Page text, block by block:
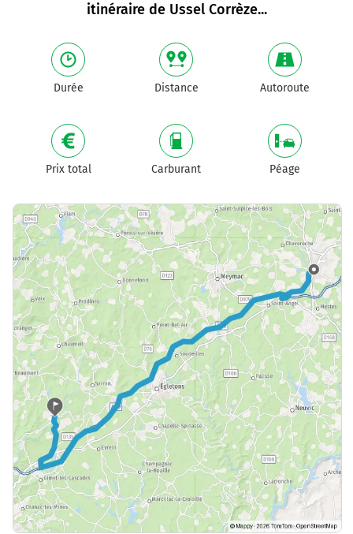
itinéraire de Ussel Corrèze...
Durée Distance Autoroute
Prix total Carburant Péage